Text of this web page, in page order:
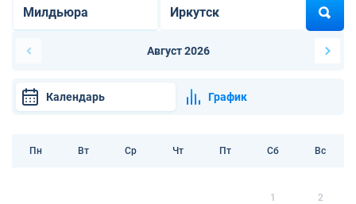
Август 2026
Календарь График
Пн Вт Ср Чт Пт Сб Вс
1 2